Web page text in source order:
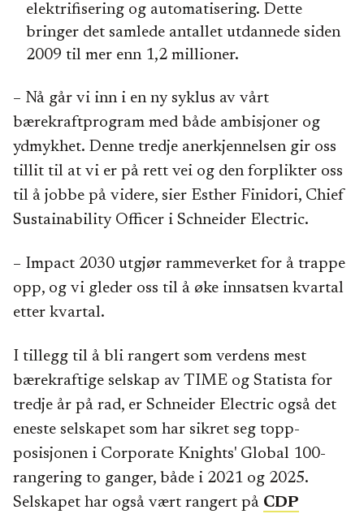
elektrifisering og automatisering. Dette
bringer det samlede antallet utdannede siden
2009 til mer enn 1,2 millioner.
– Nå går vi inn i en ny syklus av vårt
bærekraftprogram med både ambisjoner og
ydmykhet. Denne tredje anerkjennelsen gir oss
tillit til at vi er på rett vei og den forplikter oss
til å jobbe på videre, sier Esther Finidori, Chief
Sustainability Officer i Schneider Electric.
– Impact 2030 utgjør rammeverket for å trappe
opp, og vi gleder oss til å øke innsatsen kvartal
etter kvartal.
I tillegg til å bli rangert som verdens mest
bærekraftige selskap av TIME og Statista for
tredje år på rad, er Schneider Electric også det
eneste selskapet som har sikret seg topp-
posisjonen i Corporate Knights' Global 100-
rangering to ganger, både i 2021 og 2025.
Selskapet har også vært rangert på CDP